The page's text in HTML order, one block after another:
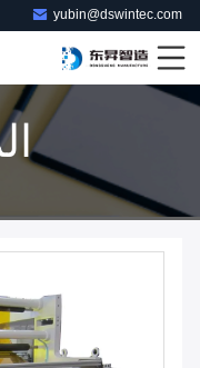
yubin@dswintec.com